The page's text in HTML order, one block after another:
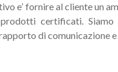
e’ fornire al cliente un
certificati.
di comunicazione